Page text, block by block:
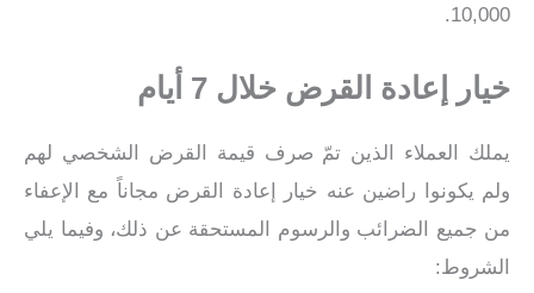
10,000.
خيار إعادة القرض خلال 7 أيام
يملك العملاء الذين تمّ صرف قيمة القرض الشخصي لهم
ولم يكونوا راضين عنه خيار إعادة القرض مجاناً مع الإعفاء
من جميع الضرائب والرسوم المستحقة عن ذلك، وفيما يلي
الشروط: